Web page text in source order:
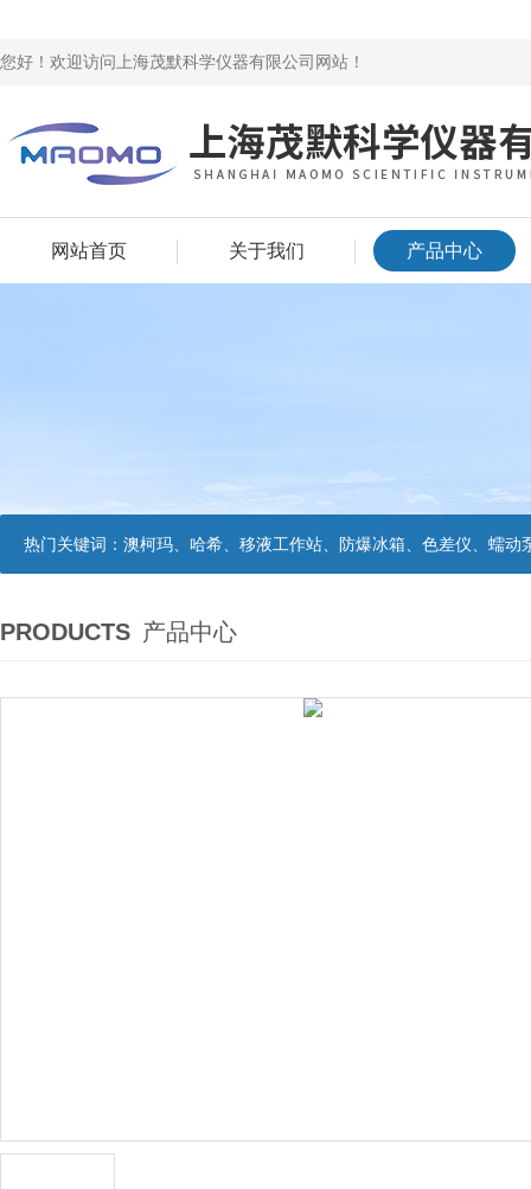
您好！欢迎访问上海茂默科学仪器有限公司网站！
网站首页 关于我们 产品中心
热门关键词： 澳柯玛、哈希、移液工作站、防爆冰箱、色差仪、蠕动
PRODUCTS 产品中心